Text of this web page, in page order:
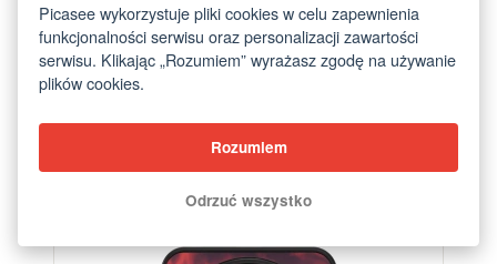
Etui na Honor Magic5 Pro - Space
od 76,70 zł
Picasee wykorzystuje pliki cookies w celu zapewnienia
funkcjonalności serwisu oraz personalizacji zawartości
serwisu. Klikając „Rozumiem” wyrażasz zgodę na używanie
plików cookies.
Rozumiem
Odrzuć wszystko